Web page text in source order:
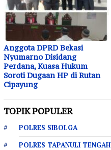
Anggota DPRD Bekasi
Nyumarno Disidang
Perdana, Kuasa Hukum
Soroti Dugaan HP di Rutan
Cipayung
TOPIK POPULER
POLRES SIBOLGA
POLRES TAPANULI TENGAH